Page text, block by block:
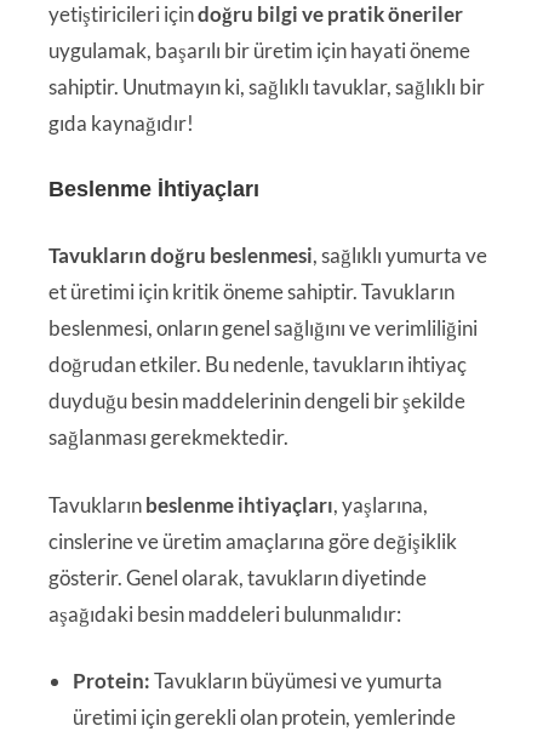
yetiştiricileri içindoğru bilgi ve pratik öneriler
uygulamak, başarılı bir üretim için hayati öneme
sahiptir. Unutmayın ki, sağlıklı tavuklar, sağlıklı bir
gıda kaynağıdır!
Beslenme İhtiyaçları
Tavukların doğru beslenmesi, sağlıklı yumurta ve
et üretimi için kritik öneme sahiptir. Tavukların
beslenmesi, onların genel sağlığını ve verimliliğini
doğrudan etkiler. Bu nedenle, tavukların ihtiyaç
duyduğu besin maddelerinin dengeli bir şekilde
sağlanması gerekmektedir.
Tavuklarınbeslenme ihtiyaçları, yaşlarına,
cinslerine ve üretim amaçlarına göre değişiklik
gösterir. Genel olarak, tavukların diyetinde
aşağıdaki besin maddeleri bulunmalıdır:
Protein:Tavukların büyümesi ve yumurta
üretimi için gerekli olan protein, yemlerinde